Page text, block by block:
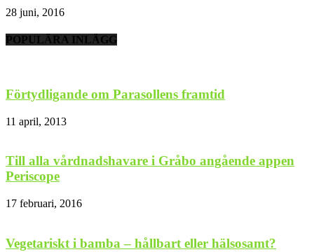
28 juni, 2016
POPULÄRA INLÄGG
Förtydligande om Parasollens framtid
11 april, 2013
Till alla vårdnadshavare i Gråbo angående appen
Periscope
17 februari, 2016
Vegetariskt i bamba – hållbart eller hälsosamt?